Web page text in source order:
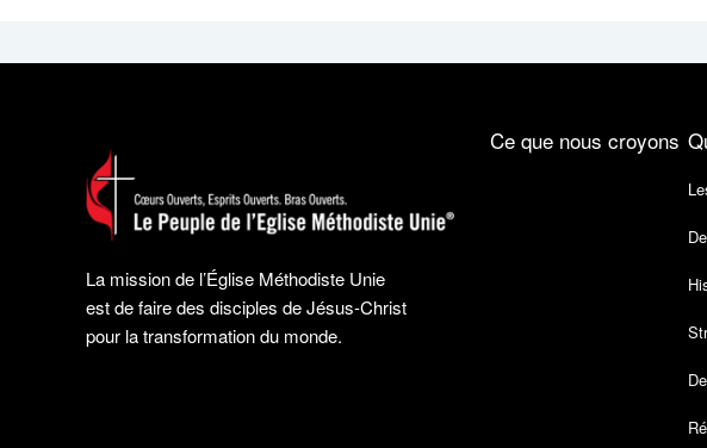
La mission de l’Église Méthodiste Unie
est de faire des disciples de Jésus-Christ
pour la transformation du monde.
Ce que nous croyons